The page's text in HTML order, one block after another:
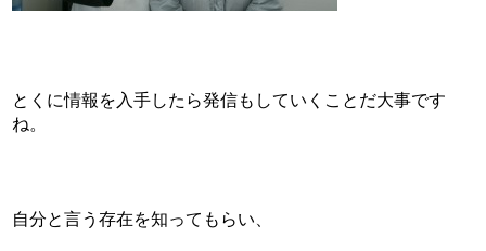
とくに情報を入手したら発信もしていくことだ大事です
ね。
自分と言う存在を知ってもらい、